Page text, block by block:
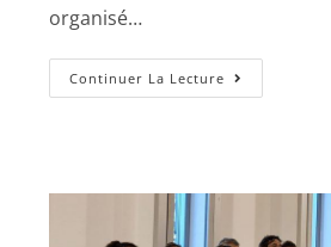
organisé…
Continuer La Lecture